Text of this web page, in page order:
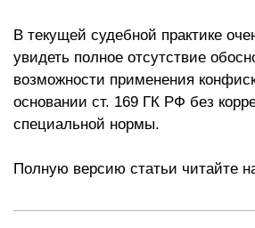
В текущей судебной практике
увидеть полное отсутствие
возможности применения
основании ст. 169 ГК РФ без
специальной нормы.
Полную версию статьи читайте